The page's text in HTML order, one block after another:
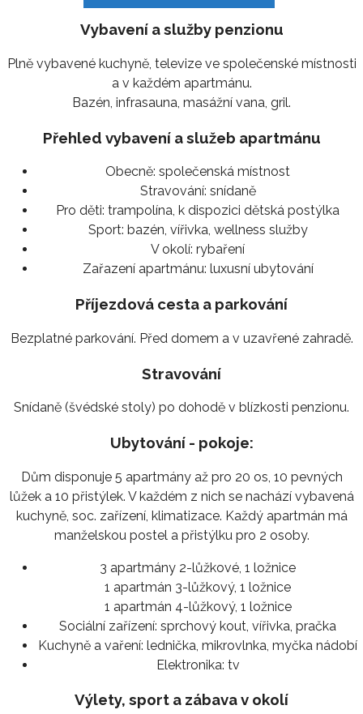
Vybavení a služby penzionu
Plně vybavené kuchyně, televize ve společenské místnosti
a v každém apartmánu.
Bazén, infrasauna, masážní vana, gril.
Přehled vybavení a služeb apartmánu
Obecně: společenská místnost
Stravování: snídaně
Pro děti: trampolína, k dispozici dětská postýlka
Sport: bazén, vířivka, wellness služby
V okolí: rybaření
Zařazení apartmánu: luxusní ubytování
Příjezdová cesta a parkování
Bezplatné parkování. Před domem a v uzavřené zahradě.
Stravování
Snídaně (švédské stoly) po dohodě v blízkosti penzionu.
Ubytování - pokoje:
Dům disponuje 5 apartmány až pro 20 os, 10 pevných
lůžek a 10 přistýlek. V každém z nich se nachází vybavená
kuchyně, soc. zařízení, klimatizace. Každý apartmán má
manželskou postel a přistýlku pro 2 osoby.
3 apartmány 2-lůžkové, 1 ložnice
1 apartmán 3-lůžkový, 1 ložnice
1 apartmán 4-lůžkový, 1 ložnice
Sociální zařízení: sprchový kout, vířivka, pračka
Kuchyně a vaření: lednička, mikrovlnka, myčka nádobí
Elektronika: tv
Výlety, sport a zábava v okolí